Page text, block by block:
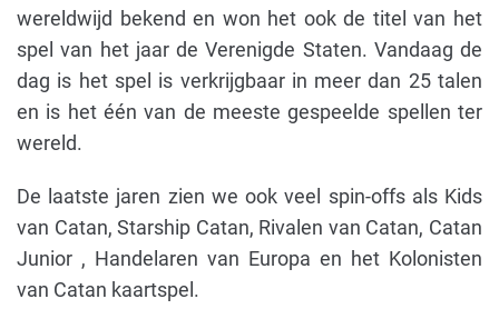
wereldwijd bekend en won het ook de titel van het
spel van het jaar de Verenigde Staten. Vandaag de
dag is het spel is verkrijgbaar in meer dan 25 talen
en is het één van de meeste gespeelde spellen ter
wereld.
De laatste jaren zien we ook veel spin-offs als Kids
van Catan, Starship Catan, Rivalen van Catan, Catan
Junior , Handelaren van Europa en het Kolonisten
van Catan kaartspel.